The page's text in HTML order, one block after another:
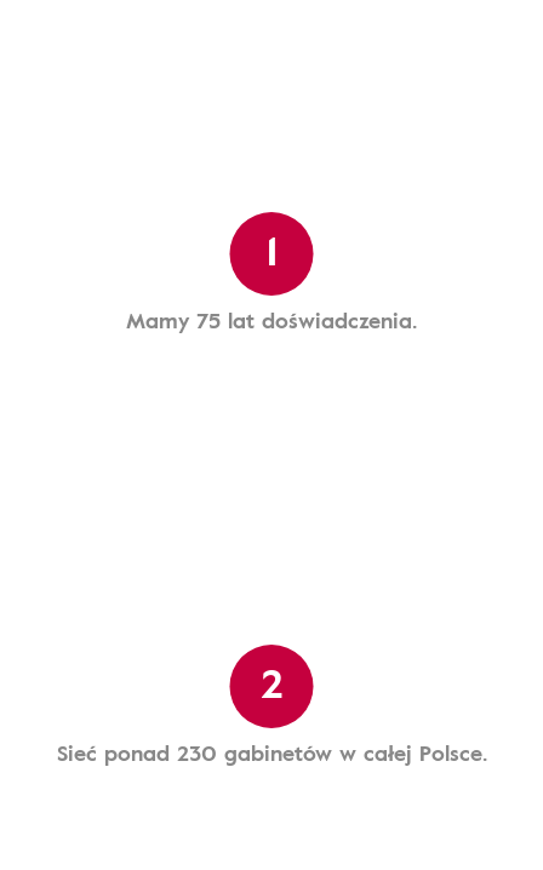
1
Mamy 75 lat doświadczenia.
2
Sieć ponad 230 gabinetów w całej Polsce.